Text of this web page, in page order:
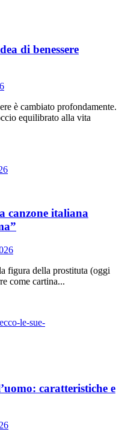
di benessere
è cambiato profondamente.
equilibrato alla vita
canzone italiana
figura della prostituta (oggi
come cartina...
caratteristiche e